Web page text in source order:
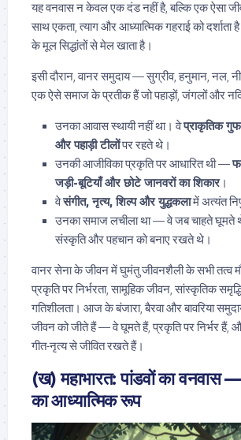
यह वनवास न केवल एक दंड नहीं है, बल्कि एक ऐसा
साथ एकता, त्याग और आध्यात्मिक गहराई को
के मूल सिद्धांतों से मेल खाता है।
इसी दौरान, वानर समुदाय — सुग्रीव, हनुमान,
एक ऐसे समाज के प्रतीक हैं जो पहाड़ों, जंगलों और
उनका आवास स्थायी नहीं था। वेप्राकृतिक
और पहाड़ी टीलोंपर रहते थे।
उनकी आजीविका प्रकृति पर आधारित थी —
जड़ी-बूटियाँ और छोटे जानवरों का शिकार।
वेसंगीत, नृत्य, शिल्प और युद्धकलामें अत्यंत
उनका समाज लचीला था — वे जब चाहते घूमते
संस्कृति और पहचान को बनाए रखते थे।
वानर सेना के जीवन में घुमंतु जीवनशैली के सभी तत्व
प्रकृति पर निर्भरता, सामूहिक जीवन, सांस्कृतिक
गतिशीलता। आज के बंजारा, बैरवा और बावरिया
जीवन को जीते हैं — वे घूमते हैं, प्रकृति पर निर्भर हैं,
गीत-नृत्य से जीवित रखते हैं।
(ख) महाभारत: पांडवों का वनवास
का आध्यात्मिक रूप